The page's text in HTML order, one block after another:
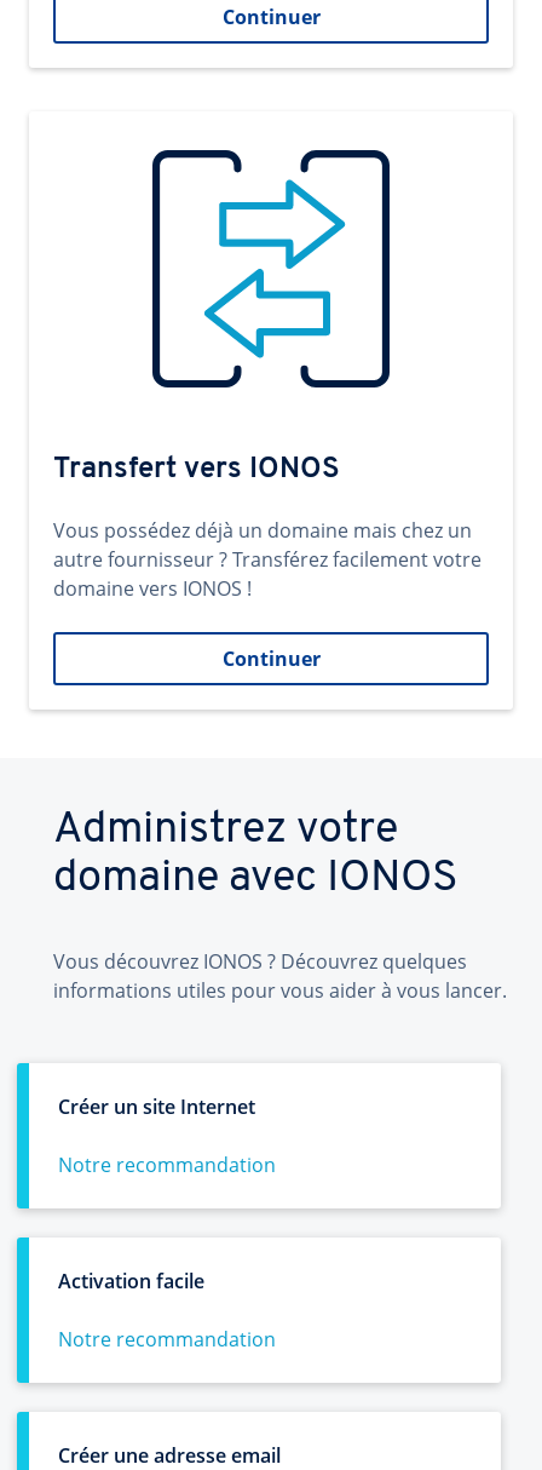
Continuer
Transfert vers IONOS
Vous possédez déjà un domaine mais chez un
autre fournisseur ? Transférez facilement votre
domaine vers IONOS !
Continuer
Administrez votre
domaine avec IONOS
Vous découvrez IONOS ? Découvrez quelques
informations utiles pour vous aider à vous lancer.
Créer un site Internet
Notre recommandation
Activation facile
Notre recommandation
Créer une adresse email